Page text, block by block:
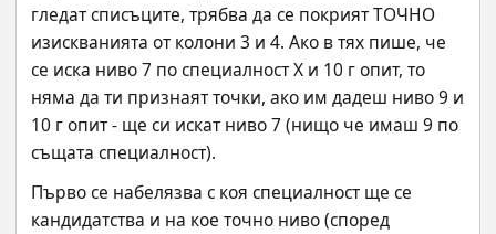
гледат списъците, трябва да се покрият ТОЧНО
изискванията от колони 3 и 4. Ако в тях пише, че
се иска ниво 7 по специалност Х и 10 г опит, то
няма да ти признаят точки, ако им дадеш ниво 9 и
10 г опит - ще си искат ниво 7 (нищо че имаш 9 по
същата специалност).
Първо се набелязва с коя специалност ще се
кандидатства и на кое точно ниво (според